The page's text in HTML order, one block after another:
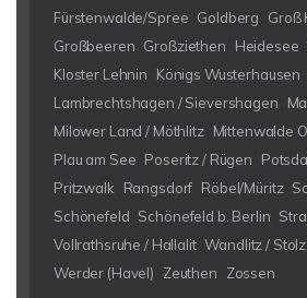
Fürstenwalde/Spree Goldberg Groß
Großbeeren Großziethen Heidesee
Kloster Lehnin
Königs Wusterhausen
Lambrechtshagen / Sievershagen
Milower Land / Möthlitz Mittenwalde
Plau am See Poseritz / Rügen
Pritzwalk
Rangsdorf Röbel/Müritz
Schönefeld Schönefeld b. Berlin
Vollrathsruhe / Hallalit Wandlitz /
Werder (Havel)
Zeuthen Zossen